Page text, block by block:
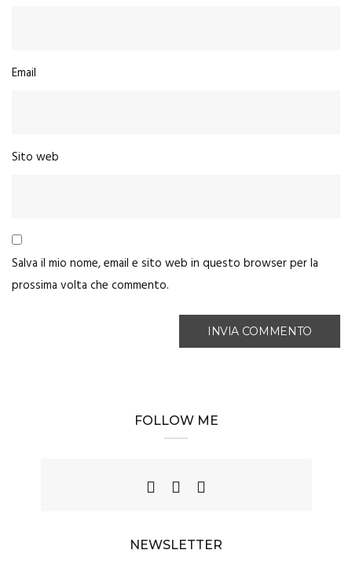
Email
Sito web
Salva il mio nome, email e sito web in questo browser per la
prossima volta che commento.
FOLLOW ME
NEWSLETTER